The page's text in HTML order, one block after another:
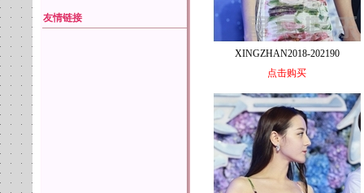
友情链接
XINGZHAN2018-202190
点击购买